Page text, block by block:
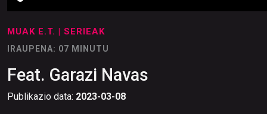
MUAK E.T. | SERIEAK
IRAUPENA: 07 MINUTU
Feat. Garazi Navas
Publikazio data: 2023-03-08